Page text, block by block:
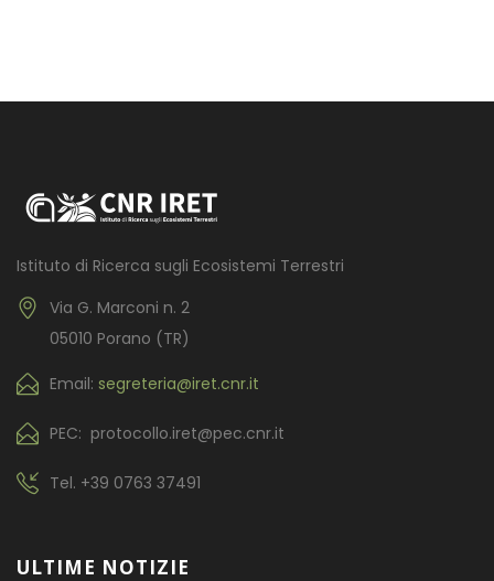
Istituto di Ricerca sugli Ecosistemi Terrestri
Via G. Marconi n. 2
05010 Porano (TR)
Email: segreteria@iret.cnr.it
PEC: protocollo.iret@pec.cnr.it
Tel. +39 0763 37491
ULTIME NOTIZIE